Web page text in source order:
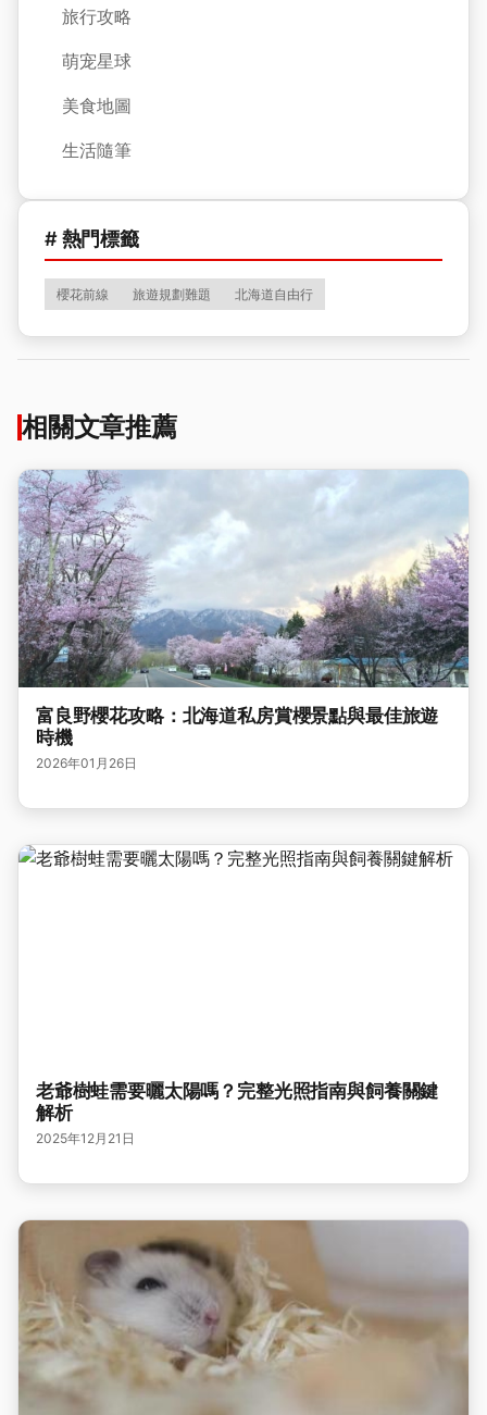
旅行攻略
萌宠星球
美食地圖
生活隨筆
# 熱門標籤
櫻花前線 旅遊規劃難題 北海道自由行
相關文章推薦
富良野櫻花攻略：北海道私房賞櫻景點與最佳旅遊
時機
2026年01月26日
老爺樹蛙需要曬太陽嗎？完整光照指南與飼養關鍵
解析
2025年12月21日